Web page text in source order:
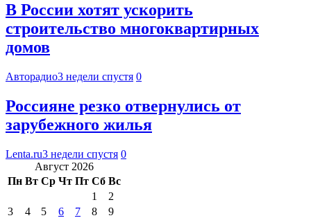
В России хотят ускорить
строительство многоквартирных
домов
Авторадио3 недели спустя 0
Россияне резко отвернулись от
зарубежного жилья
Lenta.ru3 недели спустя 0
Август 2026
Пн Вт Ср Чт Пт Сб Вс
1
2
3
4 5 6 7 8
9